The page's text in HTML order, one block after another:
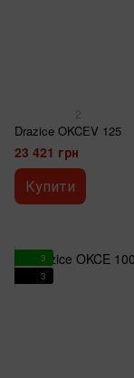
2
Drazice OKCEV 125
23 421 грн
Купити
3
3